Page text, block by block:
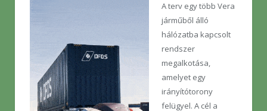
A terv egy több Vera
járműből álló
hálózatba kapcsolt
rendszer
megalkotása,
amelyet egy
irányítótorony
felügyel. A cél a